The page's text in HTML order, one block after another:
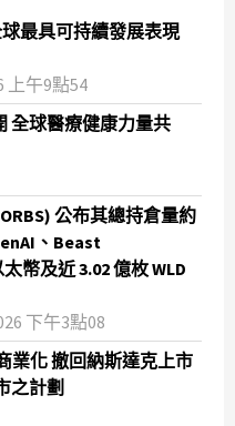
球最具可持續發展表現
上午9點54
全球醫療健康力量共
公布其總持倉量約
、Beast
幣及近 3.02 億枚 WLD
下午3點08
業化 撤回納斯達克上市
之計劃